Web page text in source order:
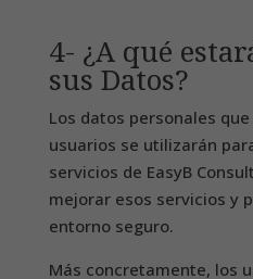
4- ¿A qué
sus Datos?
Los datos personales
usuarios se utilizarán
servicios de EasyB
mejorar esos servicios y
entorno seguro.
Más concretamente, los